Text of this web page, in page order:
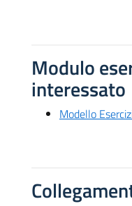
Modulo
interessato
Modello